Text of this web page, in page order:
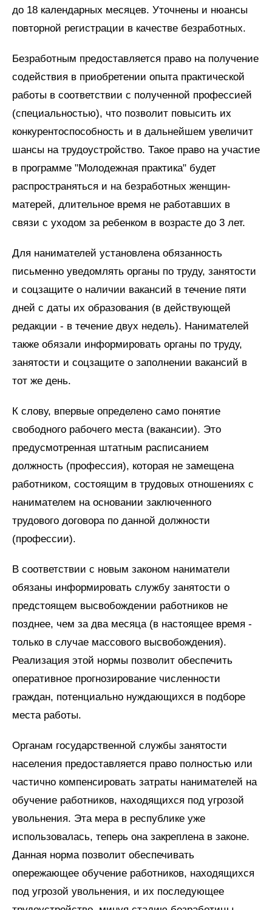
до 18 календарных месяцев. Уточнены и нюансы
повторной регистрации в качестве безработных.
Безработным предоставляется право на получение
содействия в приобретении опыта практической
работы в соответствии с полученной профессией
(специальностью), что позволит повысить их
конкурентоспособность и в дальнейшем увеличит
шансы на трудоустройство. Такое право на участие
в программе "Молодежная практика" будет
распространяться и на безработных женщин-
матерей, длительное время не работавших в
связи с уходом за ребенком в возрасте до 3 лет.
Для нанимателей установлена обязанность
письменно уведомлять органы по труду, занятости
и соцзащите о наличии вакансий в течение пяти
дней с даты их образования (в действующей
редакции - в течение двух недель). Нанимателей
также обязали информировать органы по труду,
занятости и соцзащите о заполнении вакансий в
тот же день.
К слову, впервые определено само понятие
свободного рабочего места (вакансии). Это
предусмотренная штатным расписанием
должность (профессия), которая не замещена
работником, состоящим в трудовых отношениях с
нанимателем на основании заключенного
трудового договора по данной должности
(профессии).
В соответствии с новым законом наниматели
обязаны информировать службу занятости о
предстоящем высвобождении работников не
позднее, чем за два месяца (в настоящее время -
только в случае массового высвобождения).
Реализация этой нормы позволит обеспечить
оперативное прогнозирование численности
граждан, потенциально нуждающихся в подборе
места работы.
Органам государственной службы занятости
населения предоставляется право полностью или
частично компенсировать затраты нанимателей на
обучение работников, находящихся под угрозой
увольнения. Эта мера в республике уже
использовалась, теперь она закреплена в законе.
Данная норма позволит обеспечивать
опережающее обучение работников, находящихся
под угрозой увольнения, и их последующее